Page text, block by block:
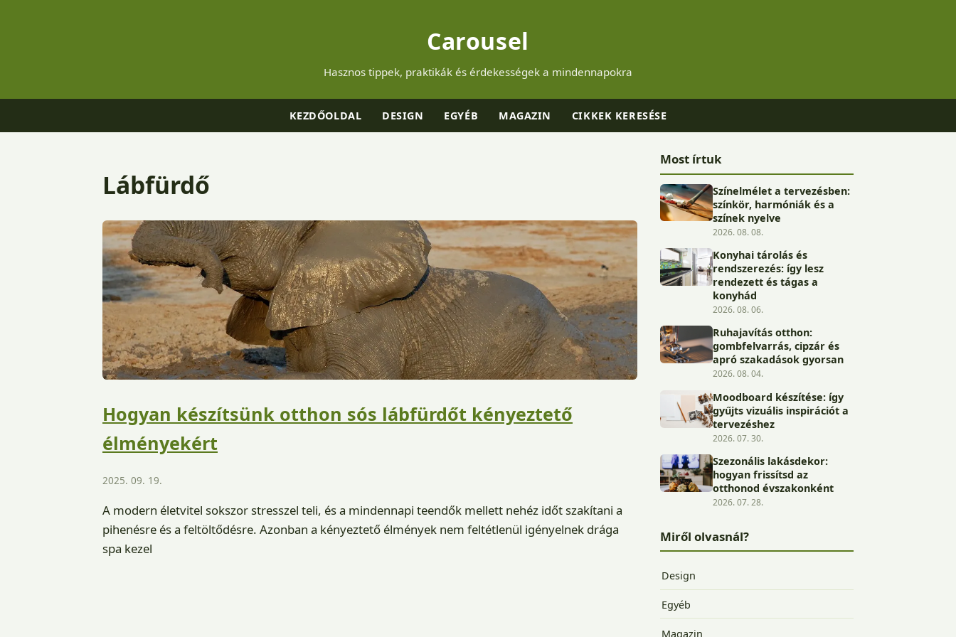
Carousel
Hasznos tippek, praktikák és érdekességek a mindennapokra
KEZDŐOLDAL DESIGN EGYÉB MAGAZIN CIKKEK KERESÉSE
Lábfürdő
Hogyan készítsünk otthon sós lábfürdőt kényeztető
élményekért
2025. 09. 19.
A modern életvitel sokszor stresszel teli, és a mindennapi teendők mellett nehéz időt szakítani a
pihenésre és a feltöltődésre. Azonban a kényeztető élmények nem feltétlenül igényelnek drága
spa kezel
Most írtuk
Színelmélet a tervezésben:
színkör, harmóniák és a
színek nyelve
2026. 08. 08.
Konyhai tárolás és
rendszerezés: így lesz
rendezett és tágas a
konyhád
2026. 08. 06.
Ruhajavítás otthon:
gombfelvarrás, cipzár és
apró szakadások gyorsan
2026. 08. 04.
Moodboard készítése: így
gyűjts vizuális inspirációt a
tervezéshez
2026. 07. 30.
Szezonális lakásdekor:
hogyan frissítsd az
otthonod évszakonként
2026. 07. 28.
Miről olvasnál?
Design
Egyéb
Magazin